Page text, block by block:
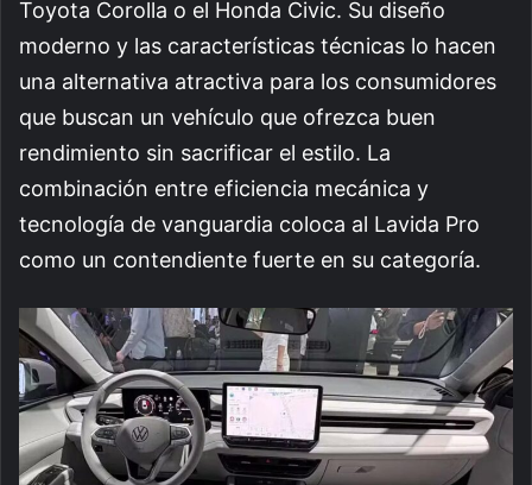
Toyota Corolla o el Honda Civic. Su diseño
moderno y las características técnicas lo hacen
una alternativa atractiva para los consumidores
que buscan un vehículo que ofrezca buen
rendimiento sin sacrificar el estilo. La
combinación entre eficiencia mecánica y
tecnología de vanguardia coloca al Lavida Pro
como un contendiente fuerte en su categoría.